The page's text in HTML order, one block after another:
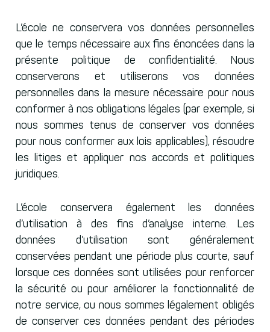
L’école ne conservera vos données personnelles
que le temps nécessaire aux fins énoncées dans la
présente politique de confidentialité. Nous
conserverons et utiliserons vos données
personnelles dans la mesure nécessaire pour nous
conformer à nos obligations légales (par exemple, si
nous sommes tenus de conserver vos données
pour nous conformer aux lois applicables), résoudre
les litiges et appliquer nos accords et politiques
juridiques.
L’école conservera également les données
d’utilisation à des fins d’analyse interne. Les
données d’utilisation sont généralement
conservées pendant une période plus courte, sauf
lorsque ces données sont utilisées pour renforcer
la sécurité ou pour améliorer la fonctionnalité de
notre service, ou nous sommes légalement obligés
de conserver ces données pendant des périodes